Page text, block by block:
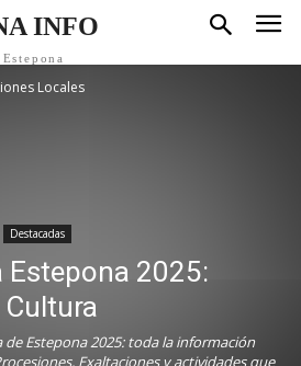
INFO
Locales
Destacadas
Estepona 2025:
Cultura
de Estepona 2025: toda la información
Exaltaciones y actividades que